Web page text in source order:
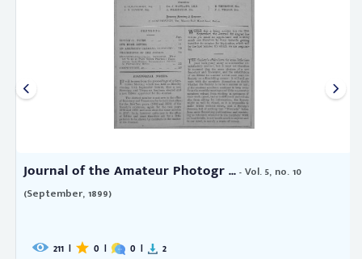
Journal of the Amateur Photogr ...- Vol. 5, no. 10
(September, 1899)
211 0 0 2